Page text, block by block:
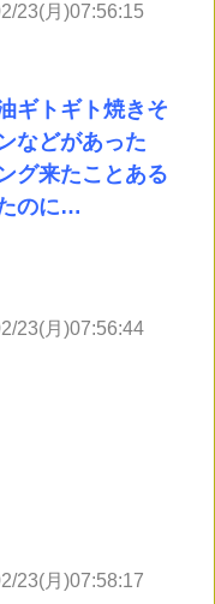
23(月)07:56:15
ギトギト焼きそ
などがあった
グ来たことある
のに…
23(月)07:56:44
23(月)07:58:17